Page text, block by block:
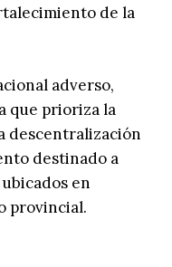
de la
adverso,
que prioriza la
descentralización
destinado a
en
provincial.